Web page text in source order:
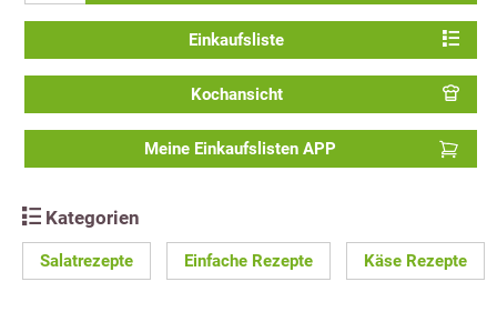
Einkaufsliste
Kochansicht
Meine Einkaufslisten APP
Kategorien
Salatrezepte Einfache Rezepte Käse Rezepte